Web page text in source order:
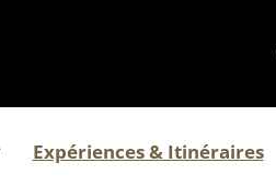
Expériences & Itinéraires